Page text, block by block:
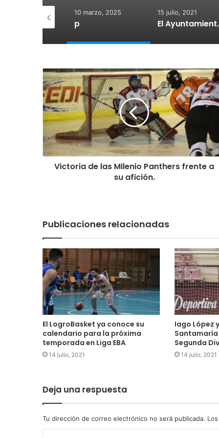
10 marzo, 2025
p
15 julio, 2021
El Ayuntamiento
Victoria de las Milenio Panthers frente a
su afición.
Publicaciones relacionadas
El LogroBasket ya conoce su
calendario para la próxima
temporada en Liga EBA
14 julio, 2021
Iago López
Segunda
14 julio, 2021
Deja una respuesta
Tu dirección de correo electrónico no será publicada.